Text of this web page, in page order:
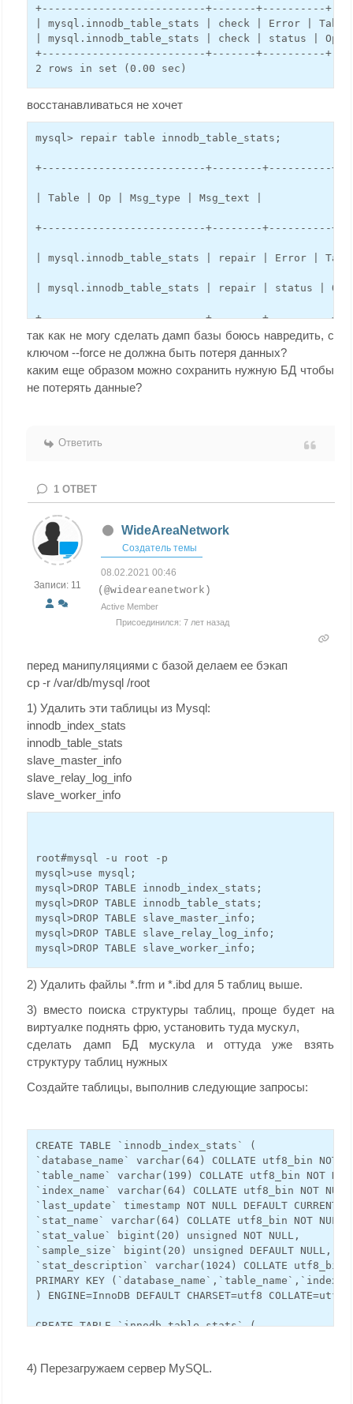
+--------------------------+-------+----------
| mysql.innodb_table_stats | check | Error |
| mysql.innodb_table_stats | check | status |
+--------------------------+-------+----------
2 rows in set (0.00 sec)
восстанавливаться не хочет
mysql> repair table innodb_table_stats;
+--------------------------+--------+----------
| Table | Op | Msg_type | Msg_text |
+--------------------------+--------+----------
| mysql.innodb_table_stats | repair | Error |
| mysql.innodb_table_stats | repair | status |
+--------------------------+--------+----------
2 rows in set (0.00 sec)
так как не могу сделать дамп базы боюсь навредить, с
ключом --force не должна быть потеря данных?
каким еще образом можно сохранить нужную БД чтобы
не потерять данные?
Ответить
1 ОТВЕТ
Записи: 11
WideAreaNetwork
Создатель темы
08.02.2021 00:46
(@wideareanetwork)
Active Member
Присоединился: 7 лет назад
перед манипуляциями с базой делаем ее бэкап
cp -r /var/db/mysql /root
1) Удалить эти таблицы из Mysql:
innodb_index_stats
innodb_table_stats
slave_master_info
slave_relay_log_info
slave_worker_info
root#mysql -u root -p
mysql>use mysql;
mysql>DROP TABLE innodb_index_stats;
mysql>DROP TABLE innodb_table_stats;
mysql>DROP TABLE slave_master_info;
mysql>DROP TABLE slave_relay_log_info;
mysql>DROP TABLE slave_worker_info;
2) Удалить файлы *.frm и *.ibd для 5 таблиц выше.
3) вместо поиска структуры таблиц, проще будет на
виртуалке поднять фрю, установить туда мускул,
сделать дамп БД мускула и оттуда уже взять
структуру таблиц нужных
Создайте таблицы, выполнив следующие запросы:
CREATE TABLE `innodb_index_stats` (
`database_name` varchar(64) COLLATE utf8_bin NOT
`table_name` varchar(199) COLLATE utf8_bin NOT
`index_name` varchar(64) COLLATE utf8_bin NOT
`last_update` timestamp NOT NULL DEFAULT
`stat_name` varchar(64) COLLATE utf8_bin NOT NULL,
`stat_value` bigint(20) unsigned NOT NULL,
`sample_size` bigint(20) unsigned DEFAULT NULL,
`stat_description` varchar(1024) COLLATE utf8_bin
PRIMARY KEY
) ENGINE=InnoDB DEFAULT CHARSET=utf8
CREATE TABLE `innodb_table_stats` (
`last_update` timestamp NOT NULL DEFAULT
4) Перезагружаем сервер MySQL.